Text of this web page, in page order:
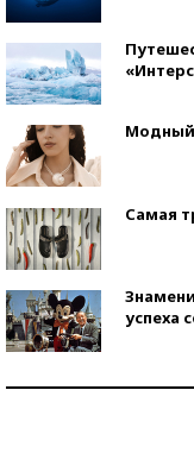
Модный
Самая
успеха